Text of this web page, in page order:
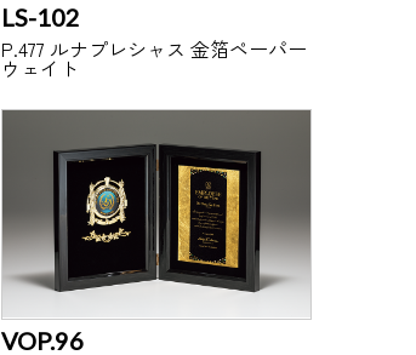
LS-102
P.477 ルナプレシャス 金箔ペーパー
ウェイト
VOP.96